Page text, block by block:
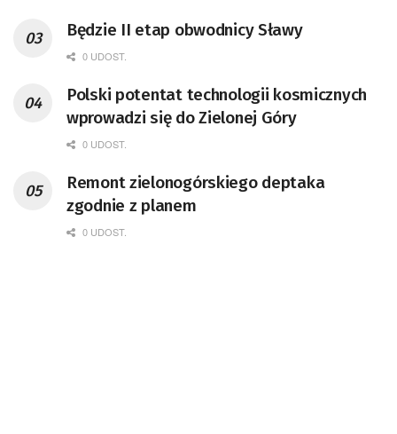
Będzie II etap obwodnicy Sławy
0 UDOST.
Polski potentat technologii kosmicznych
wprowadzi się do Zielonej Góry
0 UDOST.
Remont zielonogórskiego deptaka
zgodnie z planem
0 UDOST.